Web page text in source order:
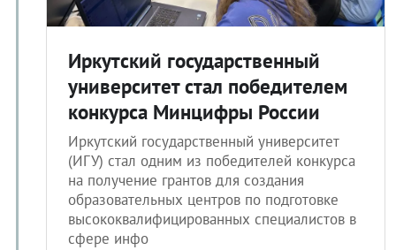
Иркутский государственный
университет стал победителем
конкурса Минцифры России
Иркутский государственный университет
(ИГУ) стал одним из победителей конкурса
на получение грантов для создания
образовательных центров по подготовке
высококвалифицированных специалистов в
сфере инфо